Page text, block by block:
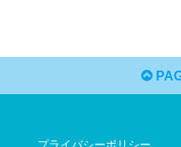
プライバシーポリシー